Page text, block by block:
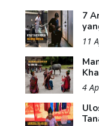
7
11
4